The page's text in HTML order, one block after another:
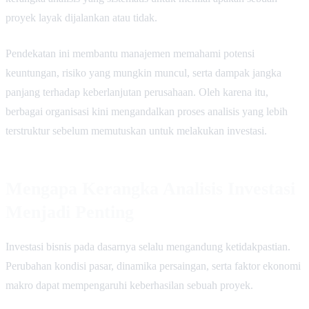
proyek layak dijalankan atau tidak.
Pendekatan ini membantu manajemen memahami potensi
keuntungan, risiko yang mungkin muncul, serta dampak jangka
panjang terhadap keberlanjutan perusahaan. Oleh karena itu,
berbagai organisasi kini mengandalkan proses analisis yang lebih
terstruktur sebelum memutuskan untuk melakukan investasi.
Investasi bisnis pada dasarnya selalu mengandung ketidakpastian.
Perubahan kondisi pasar, dinamika persaingan, serta faktor ekonomi
makro dapat mempengaruhi keberhasilan sebuah proyek.